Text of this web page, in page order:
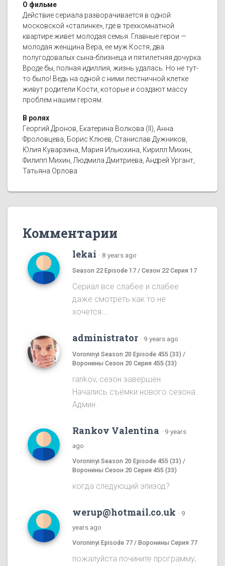
О фильме
Действие сериала разворачивается в одной
московской «сталинке», где в трехкомнатной
квартире живет молодая семья. Главные герои —
молодая женщина Вера, ее муж Костя, два
полугодовалых сына-близнеца и пятилетняя дочурка.
Вроде бы, полная идиллия, жизнь удалась. Но не тут-
то было! Ведь на одной с ними лестничной клетке
живут родители Кости, которые и создают массу
проблем нашим героям.
В ролях
Георгий Дронов, Екатерина Волкова (II), Анна
Фроловцева, Борис Клюев, Станислав Дужников,
Юлия Куварзина, Мария Ильюхина, Кирилл Михин,
Филипп Михин, Людмила Дмитриева, Андрей Ургант,
Татьяна Орлова
Комментарии
lekai · 8 years ago
Season 22 Episode 17 / Сезон 22 Серия 17
Сериал все слабее и слабее
даже смотреть как то не
хочется....
administrator · 9 years ago
Voroninyi Season 20 Episode 455 (33) /
Воронины Сезон 20 Серия 455 (33)
rankov, сезон завершён.
Начались съёмки нового сезона.
Админ.
Rankov Valentina · 9 years
ago
Voroninyi Season 20 Episode 455 (33) /
Воронины Сезон 20 Серия 455 (33)
когда следующий эпизод?
werup@hotmail.co.uk · 9
years ago
Voroninyi Episode 77 / Воронины Серия 77
пожалуйста почините программу,